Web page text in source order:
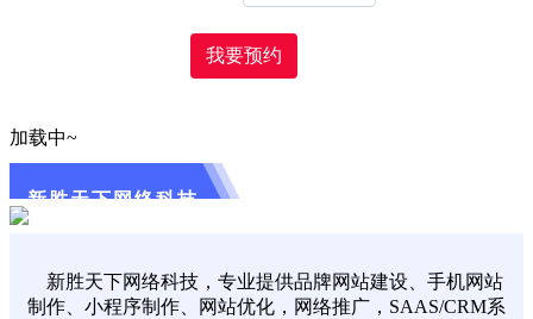
我要预约
加载中~
新胜天下网络科技
新胜天下网络科技，专业提供品牌网站建设、手机网站
制作、小程序制作、网站优化，网络推广，SAAS/CRM系